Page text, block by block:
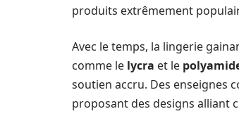
produits extrêmement
Avec le temps, la lingerie
comme le lycra et le
soutien accru. Des enseignes
proposant des designs alliant